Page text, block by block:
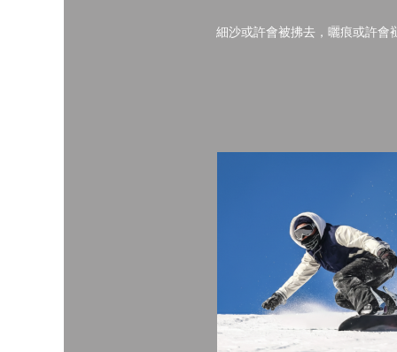
細沙或許會被拂去，曬痕或許會